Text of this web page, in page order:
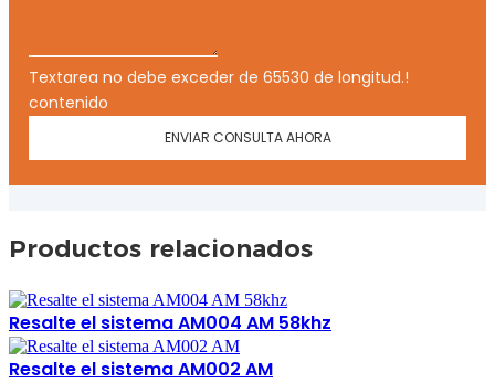
Textarea no debe exceder de 65530 de longitud.!
contenido
ENVIAR CONSULTA AHORA
Productos relacionados
Resalte el sistema AM004 AM 58khz
Resalte el sistema AM002 AM